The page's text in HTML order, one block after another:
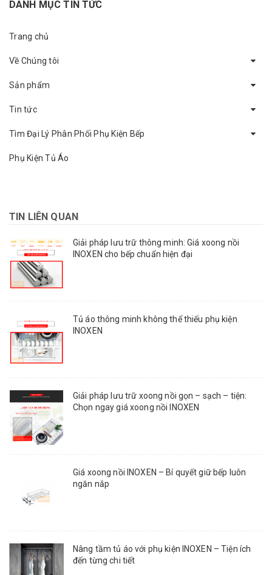
DANH MỤC TIN TỨC
Trang chủ
Về Chúng tôi
Sản phẩm
Tin tức
Tìm Đại Lý Phân Phối Phụ Kiện Bếp
Phụ Kiện Tủ Áo
TIN LIÊN QUAN
Giải pháp lưu trữ thông minh: Giá xoong nồi
INOXEN cho bếp chuẩn hiện đại
Tủ áo thông minh không thể thiếu phụ kiện
INOXEN
Giải pháp lưu trữ xoong nồi gọn – sạch – tiện:
Chọn ngay giá xoong nồi INOXEN
Giá xoong nồi INOXEN – Bí quyết giữ bếp luôn
ngăn nắp
Nâng tầm tủ áo với phụ kiện INOXEN – Tiện ích
đến từng chi tiết